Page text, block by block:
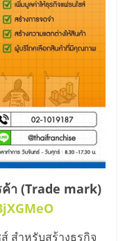
ค้า (Trade mark)
สำหรับสร้างธุรกิจ